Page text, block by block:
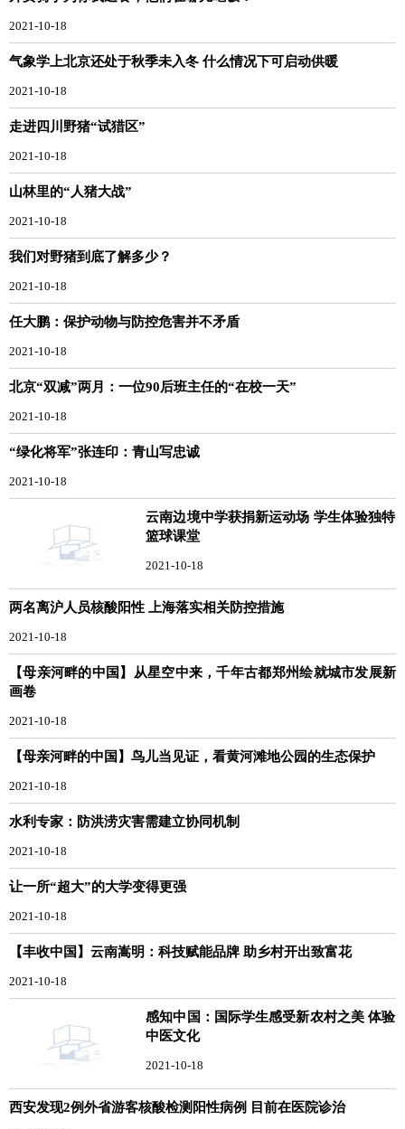
2021-10-18
气象学上北京还处于秋季未入冬 什么情况下可启动供暖
2021-10-18
走进四川野猪“试猎区”
2021-10-18
山林里的“人猪大战”
2021-10-18
我们对野猪到底了解多少？
2021-10-18
任大鹏：保护动物与防控危害并不矛盾
2021-10-18
北京“双减”两月：一位90后班主任的“在校一天”
2021-10-18
“绿化将军”张连印：青山写忠诚
2021-10-18
云南边境中学获捐新运动场 学生体验独特
篮球课堂
2021-10-18
两名离沪人员核酸阳性 上海落实相关防控措施
2021-10-18
【母亲河畔的中国】从星空中来，千年古都郑州绘就城市发展新
画卷
2021-10-18
【母亲河畔的中国】鸟儿当见证，看黄河滩地公园的生态保护
2021-10-18
水利专家：防洪涝灾害需建立协同机制
2021-10-18
让一所“超大”的大学变得更强
2021-10-18
【丰收中国】云南嵩明：科技赋能品牌 助乡村开出致富花
2021-10-18
感知中国：国际学生感受新农村之美 体验
中医文化
2021-10-18
西安发现2例外省游客核酸检测阳性病例 目前在医院诊治